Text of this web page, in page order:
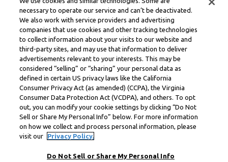
솔루션
확인
Symbolab, a Learneo, Inc. business
© Learneo, Inc. 2024
necessary to operate our service and can’t be deactivated.
We also work with service providers and advertising
companies that use cookies and other tracking technologies
to collect information about your visits to our website and
third-party sites, and may use that information to deliver
advertisements relevant to your interests. This may be
considered “selling” or “sharing” your personal data as
defined in certain US privacy laws like the California
Consumer Privacy Act (as amended) (CCPA), the Virginia
Consumer Data Protection Act (VCDPA), and others. To opt
out, you can modify your cookie settings by clicking “Do Not
Sell or Share My Personal Info” below. For more information
on how we collect and process personal information, please
visit our
Privacy Policy.
Do Not Sell or Share My Personal Info